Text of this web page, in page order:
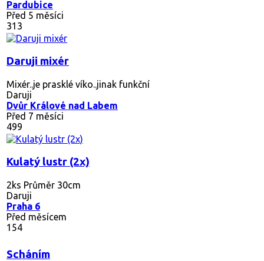
Pardubice
Před 5 měsíci
313
Daruji mixér
Mixér..je prasklé víko..jinak funkční
Daruji
Dvůr Králové nad Labem
Před 7 měsíci
499
Kulatý lustr (2x)
2ks Průměr 30cm
Daruji
Praha 6
Před měsícem
154
Scháním